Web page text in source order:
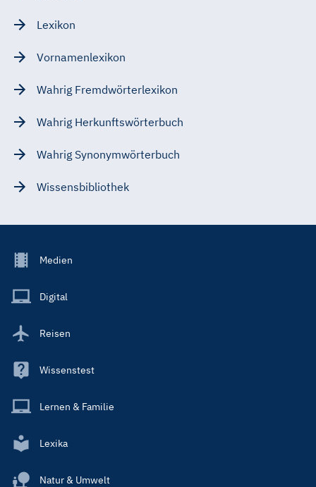
Lexikon
Vornamenlexikon
Wahrig Fremdwörterlexikon
Wahrig Herkunftswörterbuch
Wahrig Synonymwörterbuch
Wissensbibliothek
Footer
Main
Medien
Digital
Reisen
Wissenstest
Lernen & Familie
Lexika
Natur & Umwelt